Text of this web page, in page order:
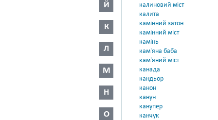
Й
К
Л
М
Н
О
калиновий міст
калита
камінний затон
камінний міст
камінь
кам'яна баба
кам'яний міст
канада
кандьор
канон
канун
канупер
канчук